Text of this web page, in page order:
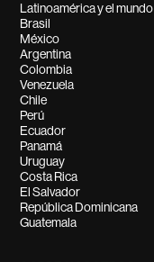
Latinoamérica y el mundo
Brasil
México
Argentina
Colombia
Venezuela
Chile
Perú
Ecuador
Panamá
Uruguay
Costa Rica
El Salvador
República Dominicana
Guatemala